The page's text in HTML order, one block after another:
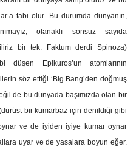
tabi olur. Bu durumda dünyanın,
olanaklı sonsuz sayıda
bir tek. Faktum derdi Spinoza)
düşen Epikuros’un atomlarının
söz ettiği ‘Big Bang’den doğmuş
de bu dünyada başımızda olan bir
bir kumarbaz için denildiği gibi
ve de iyiden iyiye kumar oynar
uyar ve de yasalara boyun eğer.